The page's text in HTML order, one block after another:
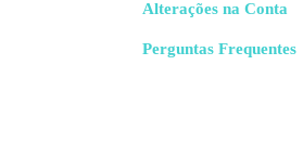
Alterações na Conta
Perguntas Frequentes